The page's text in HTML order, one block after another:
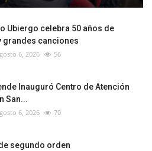
Ubiergo celebra 50 años de
grandes canciones
6, 2026 56
Inauguró Centro de Atención
San...
6, 2026 70
segundo orden